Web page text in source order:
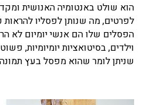
הוא שולט באנטומיה האנושית
לפרטים, מה שנותן לפסליו להראות
הפסלים שלו הם אנשי יומיום לא
וילדים, בסיטואציות יומיומיות,
שניתן לומר שהוא מפסל בעץ